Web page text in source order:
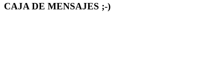
CAJA DE MENSAJES ;-)